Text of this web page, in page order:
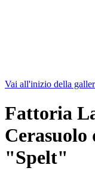
Vai all'inizio della
Fattoria
"Spelt"